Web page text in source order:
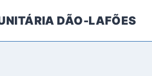
DÃO-LAFÕES